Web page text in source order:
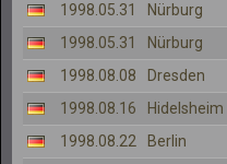
1998.05.31
Nürburg
1998.05.31
Nürburg
1998.08.08
Dresden
1998.08.16
Hidelsheim
1998.08.22
Berlin